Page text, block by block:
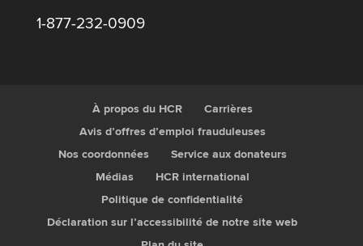
1-877-232-0909
À propos du HCR
Carrières
Avis d’offres d’emploi frauduleuses
Nos coordonnées
Service aux donateurs
Médias
HCR international
Politique de confidentialité
Déclaration sur l’accessibilité de notre site web